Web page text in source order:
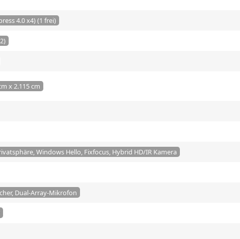
4.0 x4) (1 frei)
x 2.115 cm
Windows Hello, Fixfocus, Hybrid HD/IR Kamera
Dual-Array-Mikrofon